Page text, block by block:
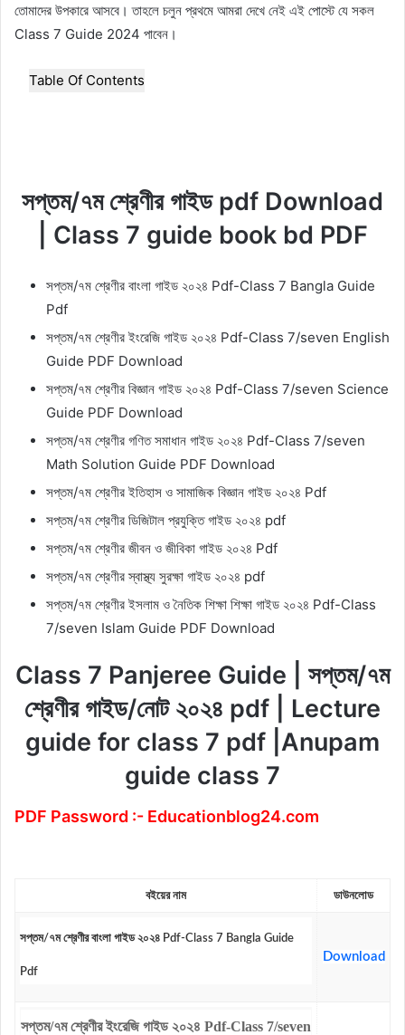
তোমাদের উপকারে আসবে। তাহলে চলুন প্রথমে আমরা দেখে নেই এই পোস্টে যে সকল
Class 7 Guide 2024 পাবেন।
Table Of Contents
সপ্তম/৭ম শ্রেণীর গাইড pdf Download
Class 7 guide book bd PDF
সপ্তম/৭ম শ্রেণীর বাংলা গাইড ২০২৪ Pdf-Class 7 Bangla Guide
Pdf
সপ্তম/৭ম শ্রেণীর ইংরেজি গাইড ২০২৪ Pdf-Class 7/seven English
Guide PDF Download
সপ্তম/৭ম শ্রেণীর বিজ্ঞান গাইড ২০২৪ Pdf-Class 7/seven Science
Guide PDF Download
সপ্তম/৭ম শ্রেণীর গণিত সমাধান গাইড ২০২৪ Pdf-Class 7/seven
Math Solution Guide PDF Download
সপ্তম/৭ম শ্রেণীর ইতিহাস ও সামাজিক বিজ্ঞান গাইড ২০২৪ Pdf
সপ্তম/৭ম শ্রেণীর ডিজিটাল প্রযুক্তি গাইড ২০২৪ pdf
সপ্তম/৭ম শ্রেণীর জীবন ও জীবিকা গাইড ২০২৪ Pdf
সপ্তম/৭ম শ্রেণীরস্বাস্থ্য সুরক্ষা গাইড ২০২৪ pdf
সপ্তম/৭ম শ্রেণীর ইসলাম ও নৈতিক শিক্ষা শিক্ষা গাইড ২০২৪ Pdf-Class
7/seven Islam Guide PDF Download
Class 7 Panjeree Guide | সপ্তম/৭ম
শ্রেণীর গাইড/নোট ২০২৪ pdf | Lecture
guide for class 7 pdf |Anupam
guide class 7
PDF Password :- Educationblog24.com
বইয়ের নাম ডাউনলোড
সপ্তম/৭ম শ্রেণীর বাংলা গাইড ২০২৪ Pdf-Class 7 Bangla Guide
Pdf
Download
সপ্তম/৭ম শ্রেণীর ইংরেজি গাইড ২০২৪ Pdf-Class 7/seven